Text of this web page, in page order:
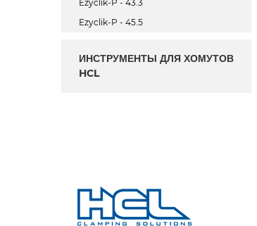
Ezyclik-P - 43.3
Ezyclik-P - 45.5
ИНСТРУМЕНТЫ ДЛЯ ХОМУТОВ
HCL